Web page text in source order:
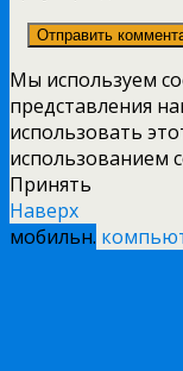
Мы используем
представления
использовать
использованием
Принять
Наверх
мобильн.